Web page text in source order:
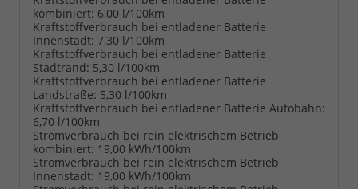
kombiniert: 6,00 l/100km
Kraftstoffverbrauch bei entladener Batterie
Innenstadt: 7,30 l/100km
Kraftstoffverbrauch bei entladener Batterie
Stadtrand: 5,30 l/100km
Kraftstoffverbrauch bei entladener Batterie
Landstraße: 5,30 l/100km
Kraftstoffverbrauch bei entladener Batterie Autobahn:
6,70 l/100km
Stromverbrauch bei rein elektrischem Betrieb
kombiniert: 19,00 kWh/100km
Stromverbrauch bei rein elektrischem Betrieb
Innenstadt: 19,00 kWh/100km